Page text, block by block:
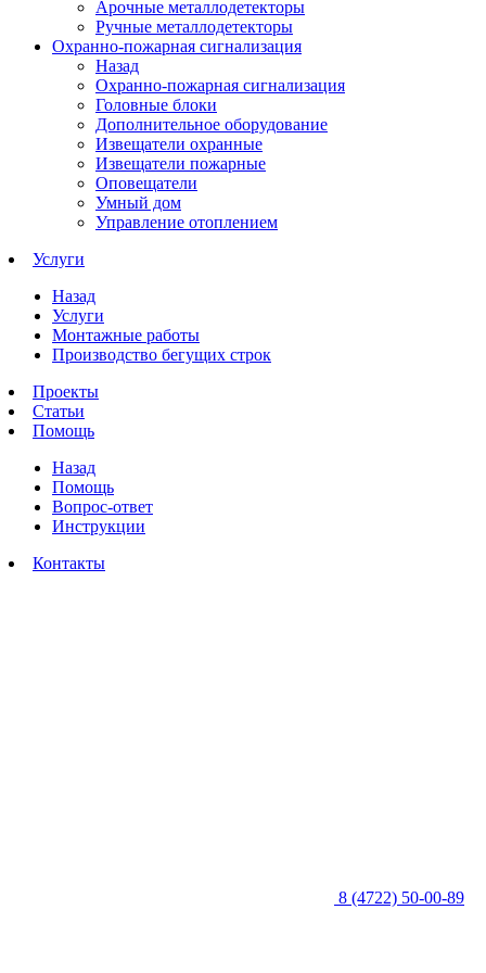
Арочные металлодетекторы
Ручные металлодетекторы
Охранно-пожарная сигнализация
Назад
Охранно-пожарная сигнализация
Головные блоки
Дополнительное оборудование
Извещатели охранные
Извещатели пожарные
Оповещатели
Умный дом
Управление отоплением
Услуги
Назад
Услуги
Монтажные работы
Производство бегущих строк
Проекты
Статьи
Помощь
Назад
Помощь
Вопрос-ответ
Инструкции
Контакты
8 (4722) 50-00-89